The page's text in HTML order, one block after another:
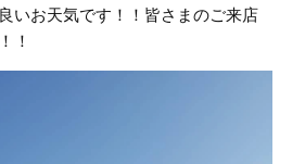
いお天気です！！皆さまのご来店
！